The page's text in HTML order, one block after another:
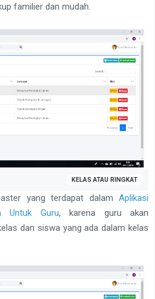
familier dan mudah.
KELAS ATAU RINGKAT
yang terdapat dalam Aplikasi
Untuk Guru, karena guru akan
dan siswa yang ada dalam kelas